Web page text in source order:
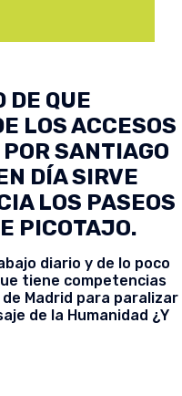
DE QUE
LOS ACCESOS
SANTIAGO
DÍA SIRVE
LOS PASEOS
PICOTAJO.
diario y de lo poco
tiene competencias
Madrid para paralizar
de la Humanidad ¿Y